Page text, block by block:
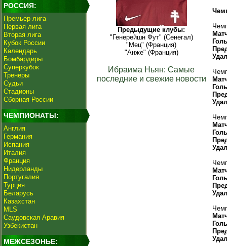
РОССИЯ:
Премьер-лига
Первая лига
Вторая лига
Кубок России
Календарь
Бомбардиры
Суперкубок
Тренеры
Судьи
Стадионы
Сборная России
ЧЕМПИОНАТЫ:
Англия
Германия
Испания
Италия
Франция
Нидерланды
Португалия
Турция
Беларусь
Казахстан
MLS
Саудовская Аравия
Узбекистан
МЕЖСЕЗОНЬЕ:
Предыдущие клубы:
"Генерейшн Фут" (Сенегал)
"Мец" (Франция)
"Анже" (Франция)
Ибраима Ньян: Самые
последние и свежие новости